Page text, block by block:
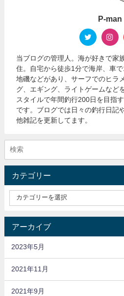
P-man
当ブログの管理人。海が好きで家
住。自宅から徒歩1分で海岸、車
地磯などがあり、サーフでのヒラ
グ、エギング、ライトゲームなど
スタイルで年間釣行200日を目指
です。ブログでは日々の釣行日記
他雑記を更新してます。
カテゴリー
アーカイブ
2023年5月
2021年11月
2021年9月